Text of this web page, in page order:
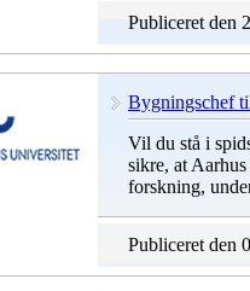
Publiceret den
Bygningschef
Vil du stå i
sikre, at
forskning,
Publiceret den